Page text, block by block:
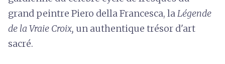
grand peintre Piero della Francesca, laLégende
de la Vraie Croix, un authentique trésor d'art
sacré.